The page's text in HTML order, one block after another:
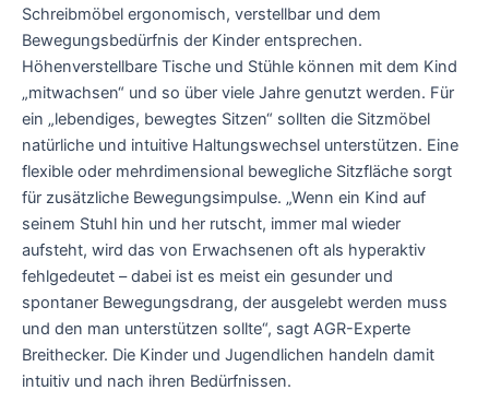
Schreibmöbel ergonomisch, verstellbar und dem
Bewegungsbedürfnis der Kinder entsprechen.
Höhenverstellbare Tische und Stühle können mit dem Kind
„mitwachsen“ und so über viele Jahre genutzt werden. Für
ein „lebendiges, bewegtes Sitzen“ sollten die Sitzmöbel
natürliche und intuitive Haltungswechsel unterstützen. Eine
flexible oder mehrdimensional bewegliche Sitzfläche sorgt
für zusätzliche Bewegungsimpulse. „Wenn ein Kind auf
seinem Stuhl hin und her rutscht, immer mal wieder
aufsteht, wird das von Erwachsenen oft als hyperaktiv
fehlgedeutet – dabei ist es meist ein gesunder und
spontaner Bewegungsdrang, der ausgelebt werden muss
und den man unterstützen sollte“, sagt AGR-Experte
Breithecker. Die Kinder und Jugendlichen handeln damit
intuitiv und nach ihren Bedürfnissen.